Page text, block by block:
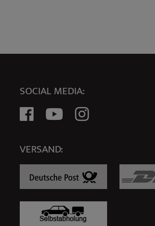
SOCIAL MEDIA:
VERSAND: